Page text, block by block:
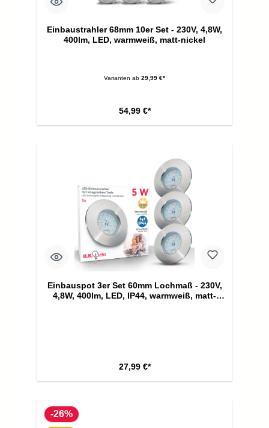
Einbaustrahler 68mm 10er Set - 230V, 4,8W,
400lm, LED, warmweiß, matt-nickel
Varianten ab 29,99 €*
54,99 €*
Einbauspot 3er Set 60mm Lochmaß - 230V,
4,8W, 400lm, LED, IP44, warmweiß, matt-
27,99 €*
-26%